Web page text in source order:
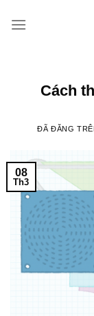
đến
Cách
ĐÃ ĐĂNG
08
Th3